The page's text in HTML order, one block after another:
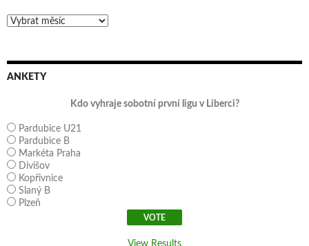
Archivy
ANKETY
Kdo vyhraje sobotní první ligu v Liberci?
Pardubice U21
Pardubice B
Markéta Praha
Divišov
Kopřivnice
Slaný B
Plzeň